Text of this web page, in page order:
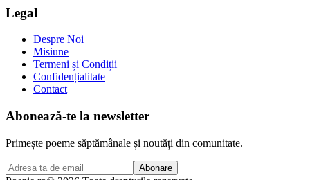
Legal
Despre Noi
Misiune
Termeni și Condiții
Confidențialitate
Contact
Abonează-te la newsletter
Primește poeme săptămânale și noutăți din comunitate.
Abonare